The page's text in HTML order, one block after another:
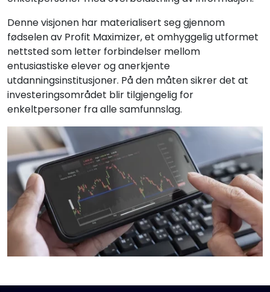
Denne visjonen har materialisert seg gjennom
fødselen av Profit Maximizer, et omhyggelig utformet
nettsted som letter forbindelser mellom
entusiastiske elever og anerkjente
utdanningsinstitusjoner. På den måten sikrer det at
investeringsområdet blir tilgjengelig for
enkeltpersoner fra alle samfunnslag.